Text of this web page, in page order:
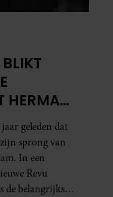
HERMAN
geleden dat
sprong van
In een
Revu
de belangrijkste